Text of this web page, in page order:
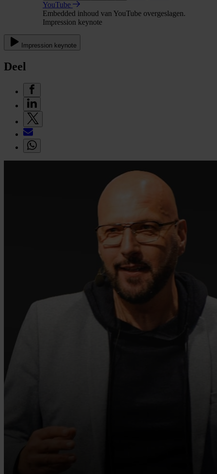
YouTube
Embedded inhoud van YouTube overgeslagen.
Impression keynote
Impression keynote
Deel